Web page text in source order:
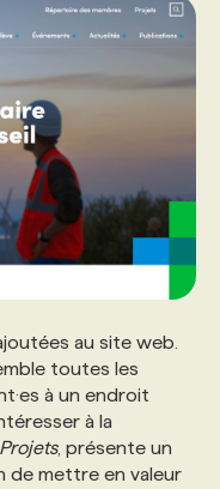
au site web.
toutes les
à un endroit
à la
Projets, présente un
de mettre en valeur